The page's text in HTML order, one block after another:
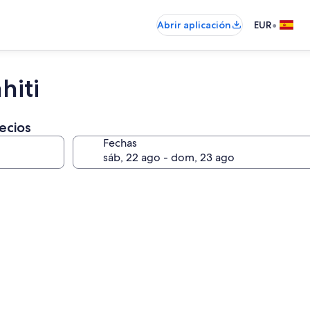
Abrir aplicación EUR•
Fechas